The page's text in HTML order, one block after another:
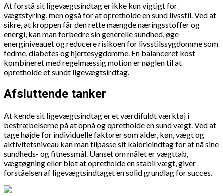
At forstå sit ligevægtsindtag er ikke kun vigtigt for
vægtstyring, men også for at opretholde en sund livsstil. Ved at
sikre, at kroppen får den rette mængde næringsstoffer og
energi, kan man forbedre sin generelle sundhed, øge
energiniveauet og reducere risikoen for livsstilssygdomme som
fedme, diabetes og hjertesygdomme. En balanceret kost
kombineret med regelmæssig motion er nøglen til at
opretholde et sundt ligevægtsindtag.
Afsluttende tanker
At kende sit ligevægtsindtag er et værdifuldt værktøj i
bestræbelserne på at opnå og opretholde en sund vægt. Ved at
tage højde for individuelle faktorer som alder, køn, vægt og
aktivitetsniveau kan man tilpasse sit kalorieindtag for at nå sine
sundheds- og fitnessmål. Uanset om målet er vægttab,
vægtøgning eller blot at opretholde en stabil vægt, giver
forståelsen af ligevægtsindtaget en solid grundlag for succes.